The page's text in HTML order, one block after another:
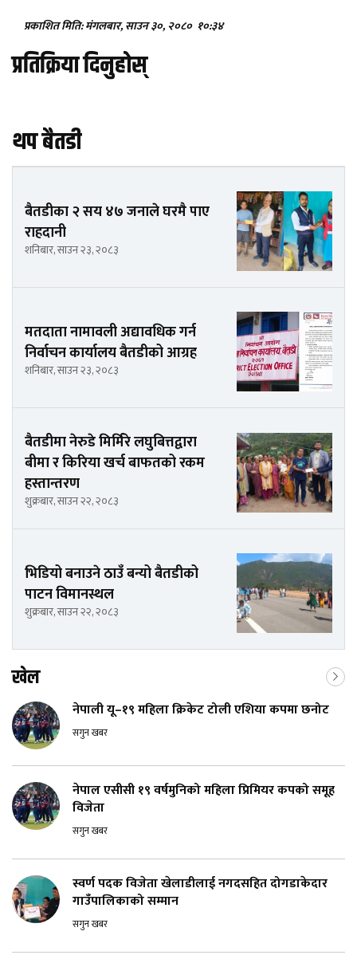
प्रकाशित मिति: मंगलबार, साउन ३०, २०८० १०:३४
प्रतिक्रिया दिनुहोस्
थप बैतडी
बैतडीका २ सय ४७ जनाले घरमै पाए
राहदानी
शनिबार, साउन २३, २०८३
मतदाता नामावली अद्यावधिक गर्न
निर्वाचन कार्यालय बैतडीको आग्रह
शनिबार, साउन २३, २०८३
बैतडीमा नेरुडे मिर्मिरे लघुबित्तद्वारा
बीमा र किरिया खर्च बाफतको रकम
हस्तान्तरण
शुक्रबार, साउन २२, २०८३
भिडियो बनाउने ठाउँ बन्यो बैतडीको
पाटन विमानस्थल
शुक्रबार, साउन २२, २०८३
खेल
नेपाली यू–१९ महिला क्रिकेट टोली एशिया कपमा छनोट
सगुन खबर
नेपाल एसीसी १९ वर्षमुनिको महिला प्रिमियर कपको समूह
विजेता
सगुन खबर
स्वर्ण पदक विजेता खेलाडीलाई नगदसहित दोगडाकेदार
गाउँपालिकाको सम्मान
सगुन खबर